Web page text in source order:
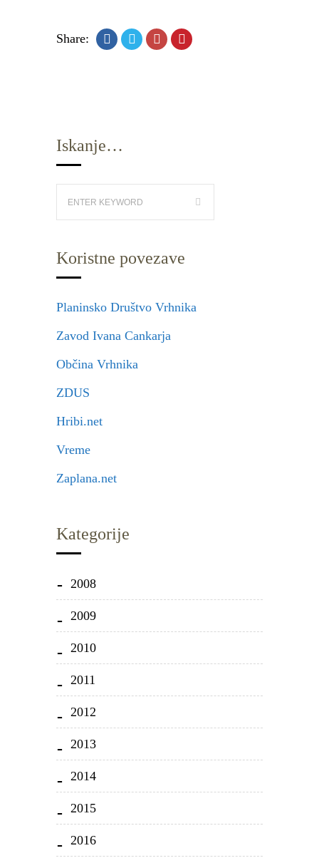
Share:
Iskanje…
Koristne povezave
Planinsko Društvo Vrhnika
Zavod Ivana Cankarja
Občina Vrhnika
ZDUS
Hribi.net
Vreme
Zaplana.net
Kategorije
2008
2009
2010
2011
2012
2013
2014
2015
2016